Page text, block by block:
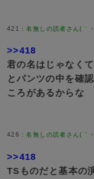
421 ：名無しの読者さん(｀
>>418
君の名はじゃなく
とパンツの中を確
ころがあるからな
426 ：名無しの読者さん(｀
>>418
TSものだと基本の